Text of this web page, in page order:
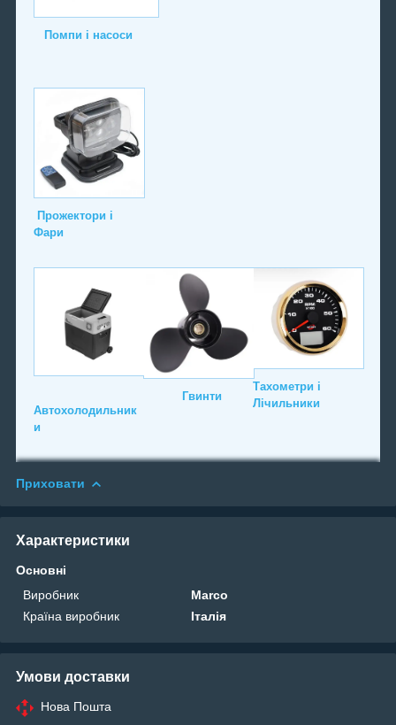
Помпи і насоси
Прожектори і
Фари
Автохолодильник
и
Гвинти
Тахометри і
Лічильники
Приховати
Характеристики
Основні
Виробник
Marco
Країна виробник
Італія
Умови доставки
Нова Пошта